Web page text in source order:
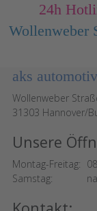
24h
Wollenweber
aks
Wollenweber
31303 Hannover/
Unsere
Montag-Freitag:
Samstag: